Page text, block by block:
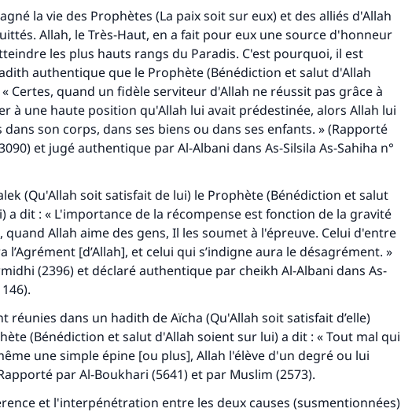
la vie des Prophètes (La paix soit sur eux) et des alliés d'Allah
Allah, le Très-Haut, en a fait pour eux une source d'honneur
les plus hauts rangs du Paradis. C'est pourquoi, il est
authentique que le Prophète (Bénédiction et salut d'Allah
Certes, quand un fidèle serviteur d'Allah ne réussit pas grâce à
à une haute position qu'Allah lui avait prédestinée, alors Allah lui
son corps, dans ses biens ou dans ses enfants. » (Rapporté
et jugé authentique par Al-Albani dans As-Silsila As-Sahiha n°
(Qu'Allah soit satisfait de lui) le Prophète (Bénédiction et salut
a dit : « L'importance de la récompense est fonction de la gravité
quand Allah aime des gens, Il les soumet à l'épreuve. Celui d'entre
l’Agrément [d’Allah], et celui qui s’indigne aura le désagrément. »
(2396) et déclaré authentique par cheikh Al-Albani dans As-
réunies dans un hadith de Aïcha (Qu'Allah soit satisfait d’elle)
(Bénédiction et salut d'Allah soient sur lui) a dit : « Tout mal qui
une simple épine [ou plus], Allah l'élève d'un degré ou lui
par Al-Boukhari (5641) et par Muslim (2573).
et l'interpénétration entre les deux causes (susmentionnées)